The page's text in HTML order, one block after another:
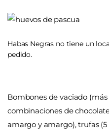
Habas Negras no tiene un
pedido.
Bombones de vaciado (más
combinaciones de
amargo y amargo), trufas